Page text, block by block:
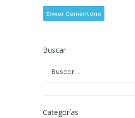
Buscar
Categorías